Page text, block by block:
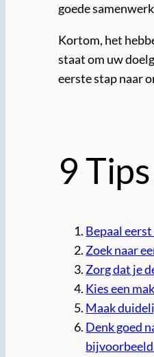
goede
Kortom, het
staat om uw
eerste stap naar
9
Bepaal
Zoek naar
Zorg dat je
Kies een
Maak
Denk goed